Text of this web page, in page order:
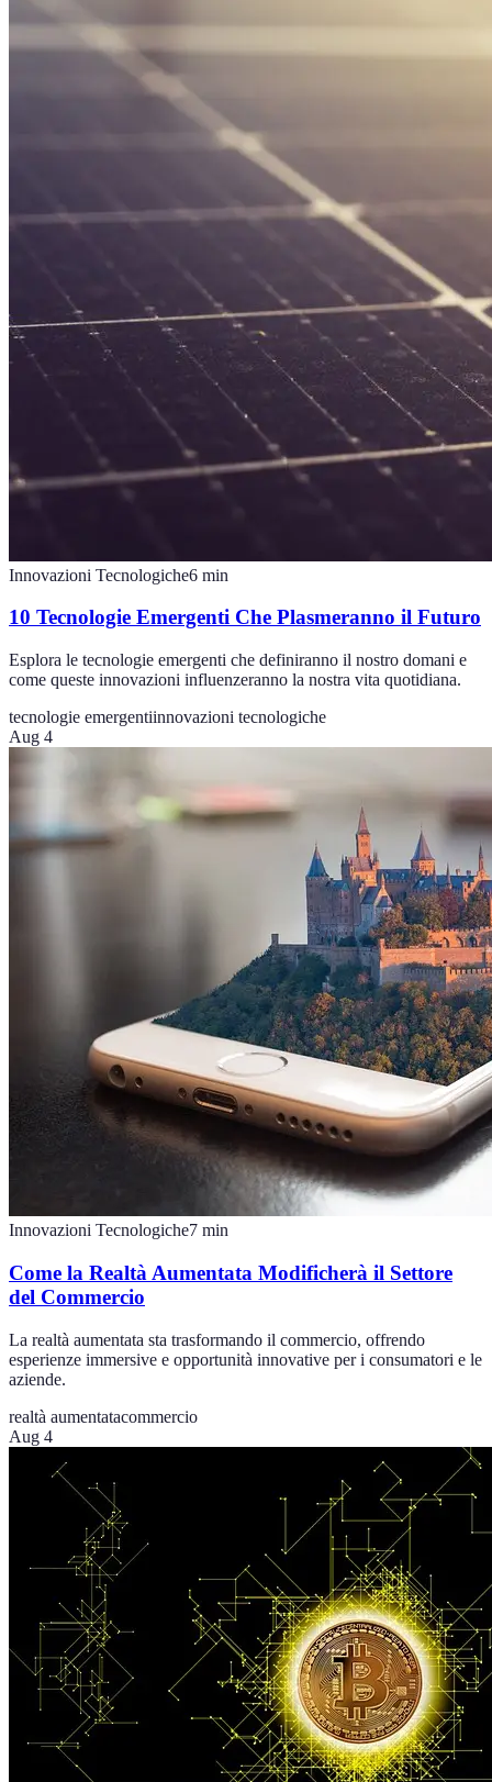
Innovazioni Tecnologiche6 min
10 Tecnologie Emergenti Che Plasmeranno il Futuro
Esplora le tecnologie emergenti che definiranno il nostro domani e
come queste innovazioni influenzeranno la nostra vita quotidiana.
tecnologie emergentiinnovazioni tecnologiche
Aug 4
Innovazioni Tecnologiche7 min
Come la Realtà Aumentata Modificherà il Settore
del Commercio
La realtà aumentata sta trasformando il commercio, offrendo
esperienze immersive e opportunità innovative per i consumatori e le
aziende.
realtà aumentatacommercio
Aug 4